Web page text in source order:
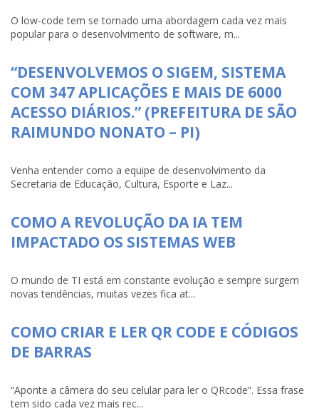
O low-code tem se tornado uma abordagem cada vez mais
popular para o desenvolvimento de software, m...
“DESENVOLVEMOS O SIGEM, SISTEMA
COM 347 APLICAÇÕES E MAIS DE 6000
ACESSO DIÁRIOS.” (PREFEITURA DE SÃO
RAIMUNDO NONATO – PI)
Venha entender como a equipe de desenvolvimento da
Secretaria de Educação, Cultura, Esporte e Laz...
COMO A REVOLUÇÃO DA IA TEM
IMPACTADO OS SISTEMAS WEB
O mundo de TI está em constante evolução e sempre surgem
novas tendências, muitas vezes fica at...
COMO CRIAR E LER QR CODE E CÓDIGOS
DE BARRAS
“Aponte a câmera do seu celular para ler o QRcode”. Essa frase
tem sido cada vez mais rec...